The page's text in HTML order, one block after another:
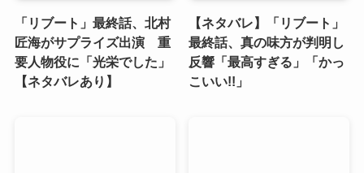
「リブート」最終話、北村
匠海がサプライズ出演 重
要人物役に「光栄でした」
【ネタバレあり】
【ネタバレ】「リブート」
最終話、真の味方が判明し
反響「最高すぎる」「かっ
こいい!!」